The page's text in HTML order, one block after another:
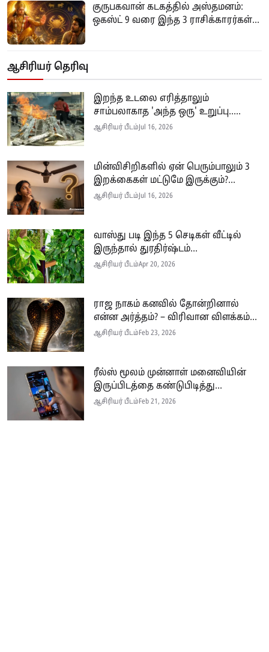
குருபகவான் கடகத்தில் அஸ்தமனம்:
ஒகஸ்ட் 9 வரை இந்த 3 ராசிக்காரர்கள்...
ஆசிரியர் தெரிவு
இறந்த உடலை எரித்தாலும்
சாம்பலாகாத 'அந்த ஒரு' உறுப்பு.....
ஆசிரியர் பீடம்Jul 16, 2026
மின்விசிறிகளில் ஏன் பெரும்பாலும் 3
இறக்கைகள் மட்டுமே இருக்கும்?...
ஆசிரியர் பீடம்Jul 16, 2026
வாஸ்து படி இந்த 5 செடிகள் வீட்டில்
இருந்தால் துரதிர்ஷ்டம்...
ஆசிரியர் பீடம்Apr 20, 2026
ராஜ நாகம் கனவில் தோன்றினால்
என்ன அர்த்தம்? – விரிவான விளக்கம்...
ஆசிரியர் பீடம்Feb 23, 2026
ரீல்ஸ் மூலம் முன்னாள் மனைவியின்
இருப்பிடத்தை கண்டுபிடித்து...
ஆசிரியர் பீடம்Feb 21, 2026